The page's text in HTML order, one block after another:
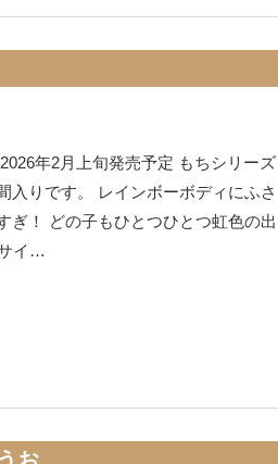
年2月上旬発売予定 もちシリーズ
入りです。 レインボーボディにふさ
ぎ！ どの子もひとつひとつ虹色の出
イ…